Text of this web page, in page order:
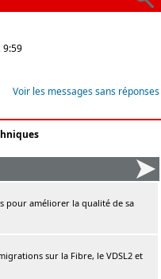
9:59
Voir les messages sans réponses
pour améliorer la qualité de sa
sur la Fibre, le VDSL2 et